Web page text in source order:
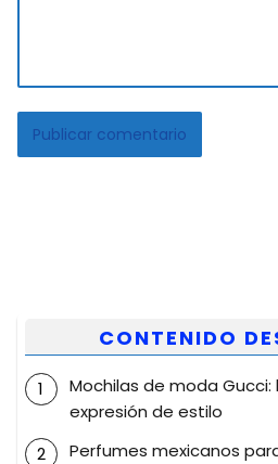
CONTENIDO
Mochilas de moda
expresión de estilo
Perfumes mexicanos